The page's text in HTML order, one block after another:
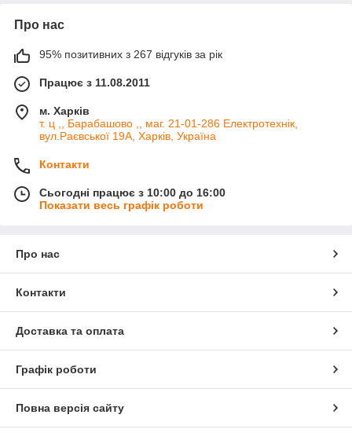
Про нас
95% позитивних з 267 відгуків за рік
Працює з 11.08.2011
м. Харків
т. ц ,, Барабашово ,, маг. 21-01-286 Електротехнік,
вул.Раєвської 19А, Харків, Україна
Контакти
Сьогодні працює з 10:00 до 16:00
Показати весь графік роботи
Про нас
Контакти
Доставка та оплата
Графік роботи
Повна версія сайту